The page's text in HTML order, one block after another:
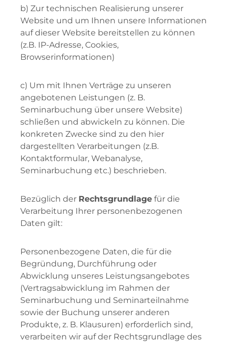
b) Zur technischen Realisierung unserer
Website und um Ihnen unsere Informationen
auf dieser Website bereitstellen zu können
(z.B. IP-Adresse, Cookies,
Browserinformationen)
c) Um mit Ihnen Verträge zu unseren
angebotenen Leistungen (z. B.
Seminarbuchung über unsere Website)
schließen und abwickeln zu können. Die
konkreten Zwecke sind zu den hier
dargestellten Verarbeitungen (z.B.
Kontaktformular, Webanalyse,
Seminarbuchung etc.) beschrieben.
Bezüglich der Rechtsgrundlage für die
Verarbeitung Ihrer personenbezogenen
Daten gilt:
Personenbezogene Daten, die für die
Begründung, Durchführung oder
Abwicklung unseres Leistungsangebotes
(Vertragsabwicklung im Rahmen der
Seminarbuchung und Seminarteilnahme
sowie der Buchung unserer anderen
Produkte, z. B. Klausuren) erforderlich sind,
verarbeiten wir auf der Rechtsgrundlage des